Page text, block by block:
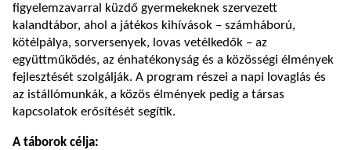
figyelemzavarral küzdő gyermekeknek szervezett
kalandtábor, ahol a játékos kihívások – számháború,
kötélpálya, sorversenyek, lovas vetélkedők – az
együttműködés, az énhatékonyság és a közösségi élmények
fejlesztését szolgálják. A program részei a napi lovaglás és
az istállómunkák, a közös élmények pedig a társas
kapcsolatok erősítését segítik.
A táborok célja: